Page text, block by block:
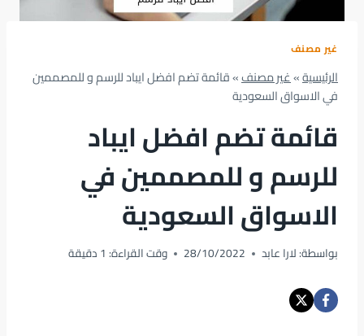
غير مصنف
الرئيسية»غير مصنف»قائمة تضم افضل ايباد للرسم و للمصممين
في الاسواق السعودية
قائمة تضم افضل ايباد
للرسم و للمصممين في
الاسواق السعودية
بواسطة:لارا عابد 28/10/2022 وقت القراءة: 1دقيقة